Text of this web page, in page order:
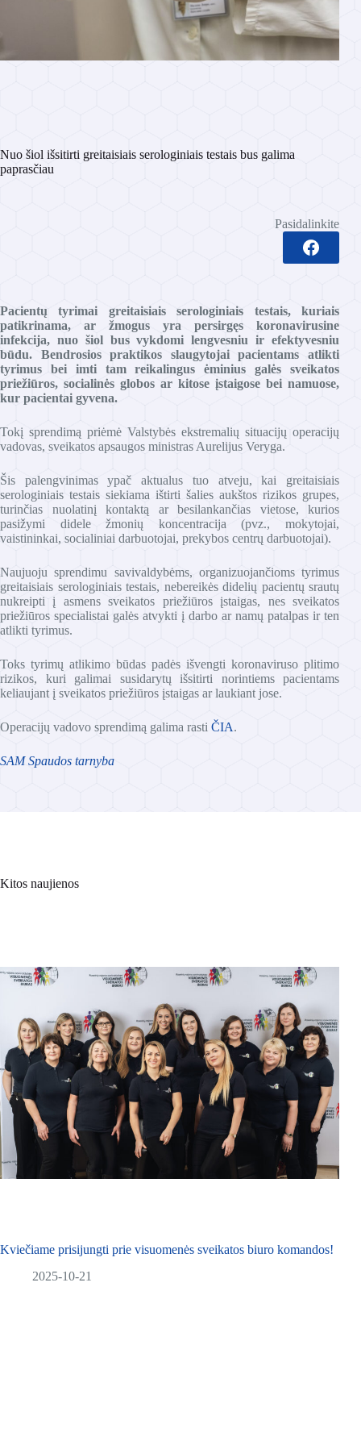
Nuo šiol išsitirti greitaisiais serologiniais testais bus galima
paprasčiau
Pasidalinkite
Pacientų tyrimai greitaisiais serologiniais testais, kuriais
patikrinama, ar žmogus yra persirgęs koronavirusine
infekcija, nuo šiol bus vykdomi lengvesniu ir efektyvesniu
būdu. Bendrosios praktikos slaugytojai pacientams atlikti
tyrimus bei imti tam reikalingus ėminius galės sveikatos
priežiūros, socialinės globos ar kitose įstaigose bei namuose,
kur pacientai gyvena.
Tokį sprendimą priėmė Valstybės ekstremalių situacijų operacijų
vadovas, sveikatos apsaugos ministras Aurelijus Veryga.
Šis palengvinimas ypač aktualus tuo atveju, kai greitaisiais
serologiniais testais siekiama ištirti šalies aukštos rizikos grupes,
turinčias nuolatinį kontaktą ar besilankančias vietose, kurios
pasižymi didele žmonių koncentracija (pvz., mokytojai,
vaistininkai, socialiniai darbuotojai, prekybos centrų darbuotojai).
Naujuoju sprendimu savivaldybėms, organizuojančioms tyrimus
greitaisiais serologiniais testais, nebereikės didelių pacientų srautų
nukreipti į asmens sveikatos priežiūros įstaigas, nes sveikatos
priežiūros specialistai galės atvykti į darbo ar namų patalpas ir ten
atlikti tyrimus.
Toks tyrimų atlikimo būdas padės išvengti koronaviruso plitimo
rizikos, kuri galimai susidarytų išsitirti norintiems pacientams
keliaujant į sveikatos priežiūros įstaigas ar laukiant jose.
Operacijų vadovo sprendimą galima rasti ČIA.
SAM Spaudos tarnyba
Kitos naujienos
Kviečiame prisijungti prie visuomenės sveikatos biuro komandos!
2025-10-21